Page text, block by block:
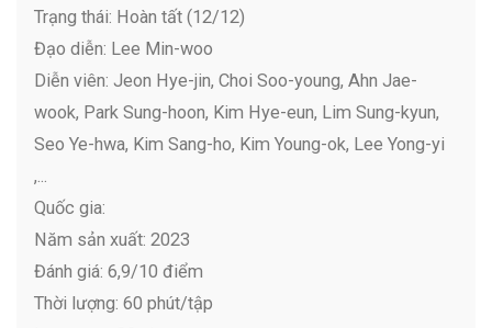
Trạng thái: Hoàn tất (12/12)
Đạo diễn: Lee Min-woo
Diễn viên: Jeon Hye-jin, Choi Soo-young, Ahn Jae-
wook, Park Sung-hoon, Kim Hye-eun, Lim Sung-kyun,
Seo Ye-hwa, Kim Sang-ho, Kim Young-ok, Lee Yong-yi
,...
Quốc gia:
Năm sản xuất: 2023
Đánh giá: 6,9/10 điểm
Thời lượng: 60 phút/tập